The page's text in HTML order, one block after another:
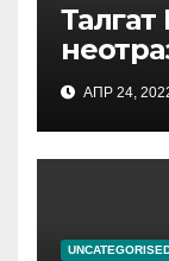
АПР 24,